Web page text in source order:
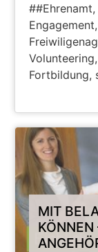
Fortbildung,
MIT
KÖNNEN